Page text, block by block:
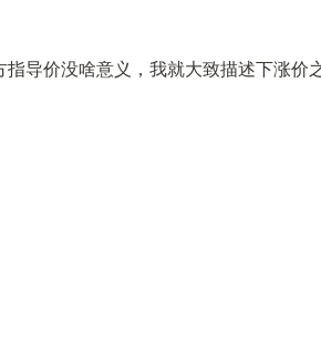
导价没啥意义，我就大致描述下涨价